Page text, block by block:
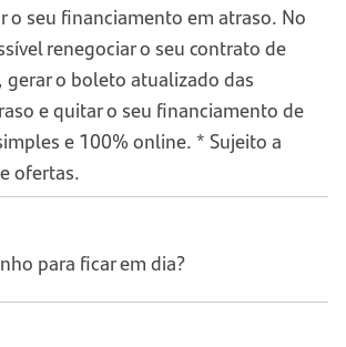
o seu financiamento em atraso. No
renegociar o seu contrato de
o boleto atualizado das
e quitar o seu financiamento de
e 100% online. * Sujeito a
ofertas.
para ficar em dia?